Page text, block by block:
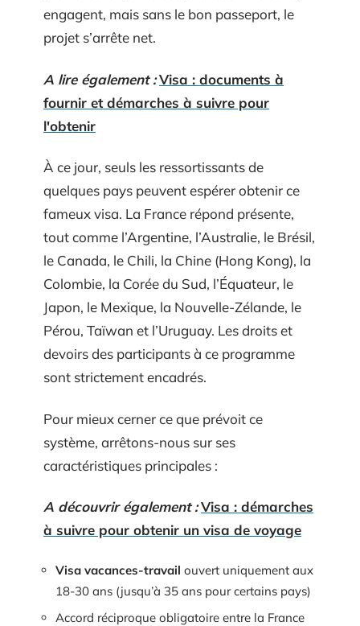
engagent, mais sans le bon passeport, le
projet s’arrête net.
A lire également :Visa : documents à
fournir et démarches à suivre pour
l'obtenir
À ce jour, seuls les ressortissants de
quelques pays peuvent espérer obtenir ce
fameux visa. La France répond présente,
tout comme l’Argentine, l’Australie, le Brésil,
le Canada, le Chili, la Chine (Hong Kong), la
Colombie, la Corée du Sud, l’Équateur, le
Japon, le Mexique, la Nouvelle-Zélande, le
Pérou, Taïwan et l’Uruguay. Les droits et
devoirs des participants à ce programme
sont strictement encadrés.
Pour mieux cerner ce que prévoit ce
système, arrêtons-nous sur ses
caractéristiques principales :
A découvrir également :Visa : démarches
à suivre pour obtenir un visa de voyage
Visa vacances-travail ouvert uniquement aux
18-30 ans (jusqu’à 35 ans pour certains pays)
Accord réciproque obligatoire entre la France